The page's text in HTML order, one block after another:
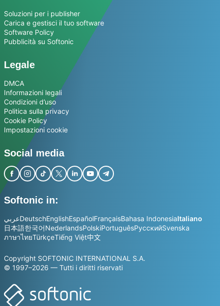
Soluzioni per i publisher
Carica e gestisci il tuo software
Software Policy
Pubblicità su Softonic
Legale
DMCA
Informazioni legali
Condizioni d’uso
Politica sulla privacy
Cookie Policy
Impostazioni cookie
Social media
Softonic in:
عربيDeutschEnglishEspañolFrançaisBahasa IndonesiaItaliano
日本語한국어NederlandsPolskiPortuguêsРусскийSvenska
ภาษาไทยTürkçeTiếng Việt中文
Copyright SOFTONIC INTERNATIONAL S.A.
© 1997–2026 — Tutti i diritti riservati